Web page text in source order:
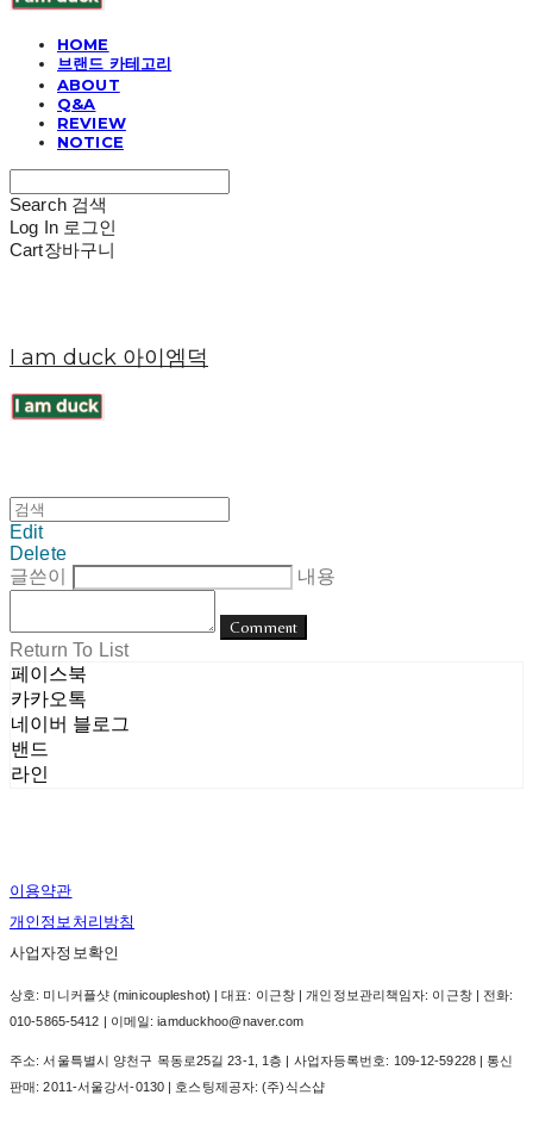
HOME
브랜드 카테고리
ABOUT
Q&A
REVIEW
NOTICE
Search 검색
Log In 로그인
Cart장바구니
I am duck 아이엠덕
Edit
Delete
글쓴이
내용
Comment
Return To List
페이스북
카카오톡
네이버 블로그
밴드
라인
이용약관
개인정보처리방침
사업자정보확인
상호: 미니커플샷 (minicoupleshot) | 대표: 이근창 | 개인정보관리책임자: 이근창 | 전화:
010-5865-5412 | 이메일: iamduckhoo@naver.com
주소: 서울특별시 양천구 목동로25길 23-1, 1층 | 사업자등록번호: 109-12-59228| 통신
판매:2011-서울강서-0130 | 호스팅제공자: (주)식스샵